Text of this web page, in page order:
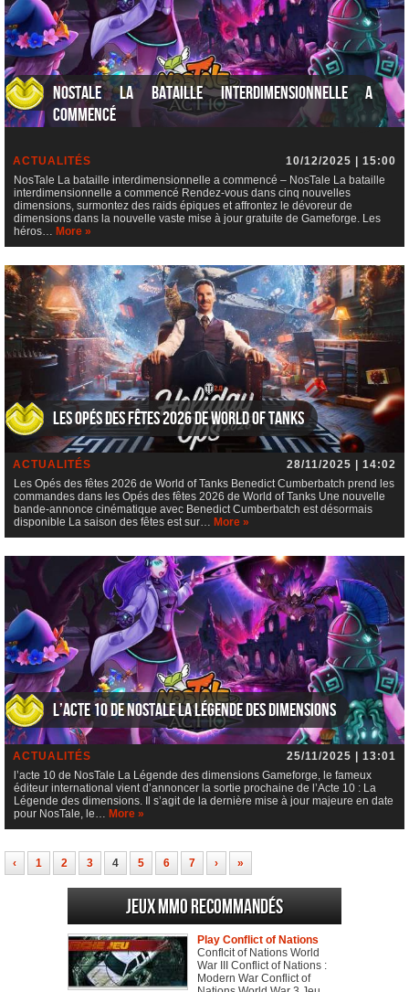
NosTale La bataille interdimensionnelle a
commencé
ACTUALITÉS
10/12/2025 | 15:00
NosTale La bataille interdimensionnelle a commencé – NosTale La bataille
interdimensionnelle a commencé Rendez-vous dans cinq nouvelles
dimensions, surmontez des raids épiques et affrontez le dévoreur de
dimensions dans la nouvelle vaste mise à jour gratuite de Gameforge. Les
héros… More »
Les Opés des fêtes 2026 de World of Tanks
ACTUALITÉS
28/11/2025 | 14:02
Les Opés des fêtes 2026 de World of Tanks Benedict Cumberbatch prend les
commandes dans les Opés des fêtes 2026 de World of Tanks Une nouvelle
bande-annonce cinématique avec Benedict Cumberbatch est désormais
disponible La saison des fêtes est sur… More »
l’acte 10 de NosTale La Légende des dimensions
ACTUALITÉS
25/11/2025 | 13:01
l’acte 10 de NosTale La Légende des dimensions Gameforge, le fameux
éditeur international vient d’annoncer la sortie prochaine de l’Acte 10 : La
Légende des dimensions. Il s’agit de la dernière mise à jour majeure en date
pour NosTale, le… More »
‹ 1 2 3 4 5 6 7 › »
Jeux MMO recommandés
Play Conflict of Nations
Conflcit of Nations World
War III Conflict of Nations :
Modern War Conflict of